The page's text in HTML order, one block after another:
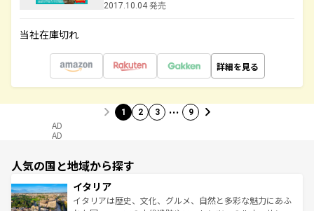
2017.10.04 発売
当社在庫切れ
詳細を見る
1 2 3 … 9
AD
AD
人気の国と地域から探す
イタリア
イタリアは歴史、文化、グルメ、自然と多彩な魅力にあふ